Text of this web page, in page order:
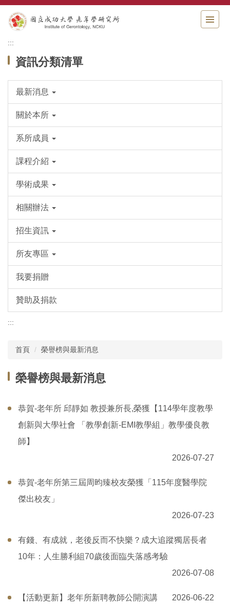
跳
到
主
:::
資訊分類清單
最新消息
關於本所
系所成員
課程介紹
學術成果
相關辦法
招生資訊
所友專區
我要捐贈
贊助及捐款
:::
首頁 榮譽榜與最新消息
榮譽榜與最新消息
恭賀-老年所 邱靜如 教授兼所長,榮獲【114學年度教學
創新與大學社會 「教學創新-EMI教學組」教學優良教
師】
2026-07-27
恭賀-老年所第三屆周昀臻校友榮獲「115年度醫學院
傑出校友」
2026-07-23
有錢、有成就，老後反而不快樂？成大追蹤獨居長者
10年：人生勝利組70歲後面臨失落感考驗
2026-07-08
【活動更新】老年所新聘教師公開演講 2026-06-22